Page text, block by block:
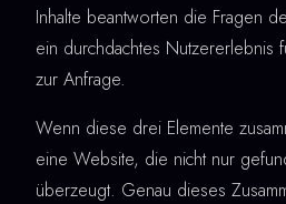
Inhalte beantworten die Fragen
ein durchdachtes Nutzererlebnis
zur Anfrage.
Wenn diese drei Elemente
eine Website, die nicht nur
überzeugt. Genau dieses